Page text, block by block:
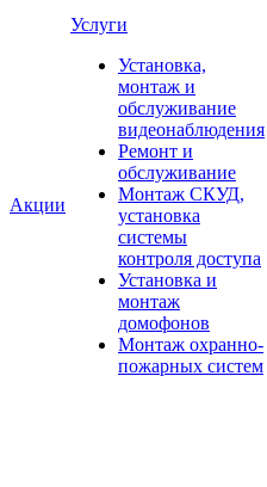
Акции
Услуги
Установка,
монтаж и
обслуживание
видеонаблюдения
Ремонт и
обслуживание
Монтаж СКУД,
установка
системы
контроля доступа
Установка и
монтаж
домофонов
Монтаж охранно-
пожарных систем